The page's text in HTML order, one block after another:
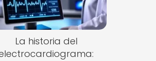
La historia del